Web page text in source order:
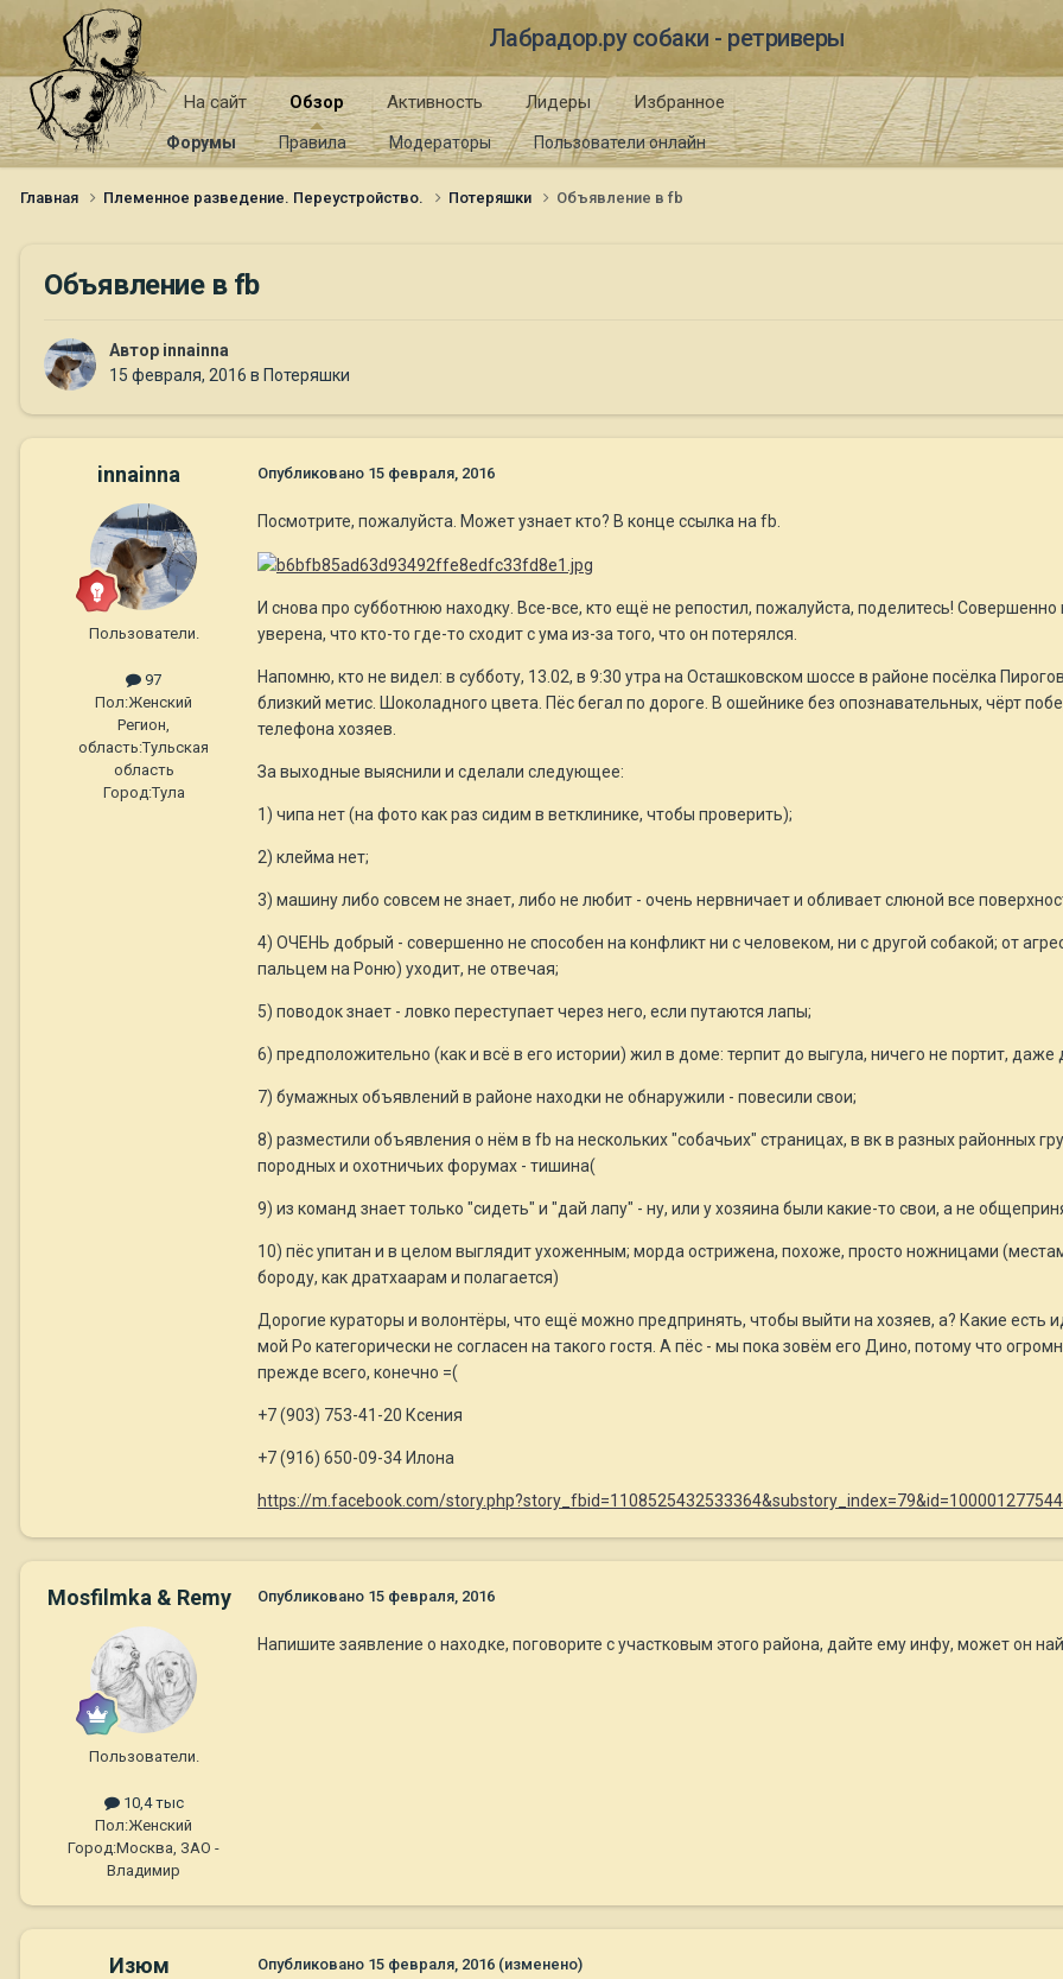
Лабрадор.ру собаки - ретриверы
На сайт Обзор
Форумы Правила Модераторы Пользователи онлайн
Активность Лидеры Избранное
Главная Племенное разведение. Переустройство. Потеряшки Объявление в fb
Объявление в fb
Автор innainna
15 февраля, 2016 в Потеряшки
innainna
Пользователи.
97
Пол:Женский
Регион,
область:Тульская
область
Город:Тула
Опубликовано 15 февраля, 2016
Посмотрите, пожалуйста. Может узнает кто? В конце ссылка на fb.
И снова про субботнюю находку. Все-все, кто ещё не репостил, пожалуйста, поделитесь!
уверена, что кто-то где-то сходит с ума из-за того, что он потерялся.
Напомню, кто не видел: в субботу, 13.02, в 9:30 утра на Осташковском шоссе в районе посёлка
близкий метис. Шоколадного цвета. Пёс бегал по дороге. В ошейнике без опознавательных, чёрт
телефона хозяев.
За выходные выяснили и сделали следующее:
1) чипа нет (на фото как раз сидим в ветклинике, чтобы проверить);
2) клейма нет;
3) машину либо совсем не знает, либо не любит - очень нервничает и обливает слюной все
4) ОЧЕНЬ добрый - совершенно не способен на конфликт ни с человеком, ни с другой собакой; от
пальцем на Роню) уходит, не отвечая;
5) поводок знает - ловко переступает через него, если путаются лапы;
6) предположительно (как и всё в его истории) жил в доме: терпит до выгула, ничего не портит, даже
7) бумажных объявлений в районе находки не обнаружили - повесили свои;
8) разместили объявления о нём в fb на нескольких "собачьих" страницах, в вк в разных районных
породных и охотничьих форумах - тишина(
9) из команд знает только "сидеть" и "дай лапу" - ну, или у хозяина были какие-то свои, а не
10) пёс упитан и в целом выглядит ухоженным; морда острижена, похоже, просто ножницами
бороду, как дратхаарам и полагается)
Дорогие кураторы и волонтёры, что ещё можно предпринять, чтобы выйти на хозяев, а? Какие есть
мой Ро категорически не согласен на такого гостя. А пёс - мы пока зовём его Дино, потому что
прежде всего, конечно =(
+7 (903) 753-41-20 Ксения
+7 (916) 650-09-34 Илона
https://m.facebook.com/
Mosfilmka & Remy
Пользователи.
10,4 тыс
Пол:Женский
Город:Москва, ЗАО -
Владимир
Опубликовано 15 февраля, 2016
Напишите заявление о находке, поговорите с участковым этого района, дайте ему инфу, может он
Изюм Опубликовано 15 февраля, 2016 (изменено)